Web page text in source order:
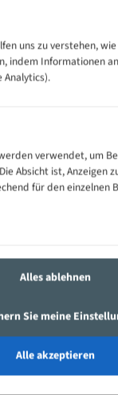
gegen
hochlegiertem
für Profile / Rohre
uns zu verstehen,
indem Informationen
Analytics).
verwendet, um
Absicht ist, Anzeigen
für den einzelnen
Alles ablehnen
Sie meine
Alle akzeptieren